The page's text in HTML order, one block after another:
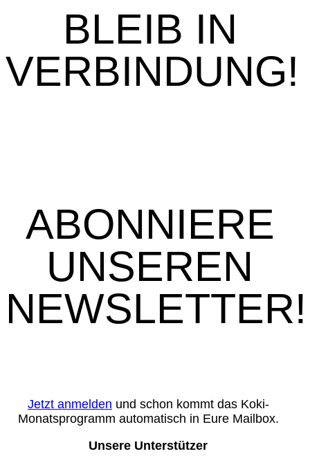
BLEIB IN
VERBINDUNG!
ABONNIERE
UNSEREN
NEWSLETTER!
Jetzt anmelden und schon kommt das Koki-
Monatsprogramm automatisch in Eure Mailbox.
Unsere Unterstützer